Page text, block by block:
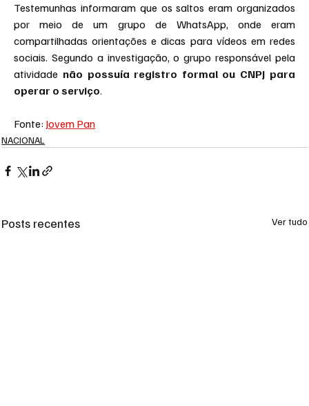
Testemunhas informaram que os saltos eram organizados
por meio de um grupo de WhatsApp, onde eram
compartilhadas orientações e dicas para vídeos em redes
sociais. Segundo a investigação, o grupo responsável pela
atividade não possuía registro formal ou CNPJ para
operar o serviço.
Fonte: Jovem Pan
NACIONAL
Posts recentes Ver tudo